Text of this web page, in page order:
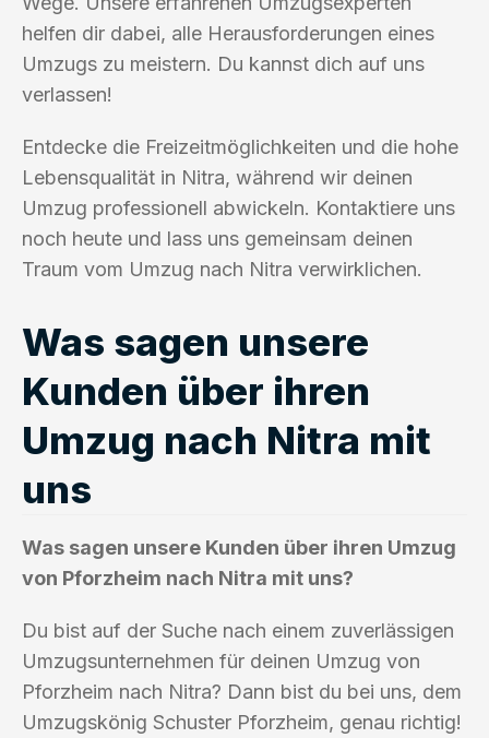
helfen dir dabei, alle Herausforderungen eines
Umzugs zu meistern. Du kannst dich auf uns
verlassen!
Entdecke die Freizeitmöglichkeiten und die hohe
Lebensqualität in Nitra, während wir deinen
Umzug professionell abwickeln. Kontaktiere uns
noch heute und lass uns gemeinsam deinen
Traum vom Umzug nach Nitra verwirklichen.
Was sagen unsere
Kunden über ihren
Umzug nach Nitra mit
uns
Was sagen unsere Kunden über ihren Umzug
von Pforzheim nach Nitra mit uns?
Du bist auf der Suche nach einem zuverlässigen
Umzugsunternehmen für deinen Umzug von
Pforzheim nach Nitra? Dann bist du bei uns, dem
Umzugskönig Schuster Pforzheim, genau richtig!